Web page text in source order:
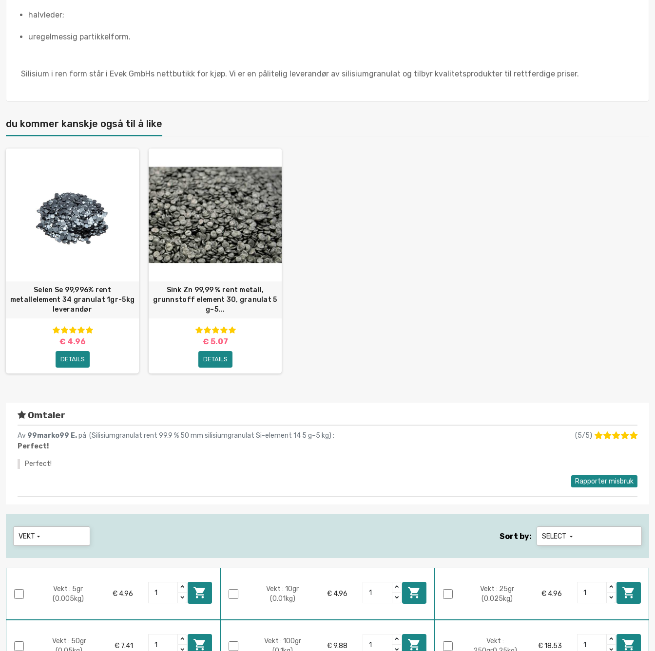
halvleder;
uregelmessig partikkelform.
Silisium i ren form står i Evek GmbHs nettbutikk for kjøp. Vi er en pålitelig leverandør av silisiumgranulat og tilbyr kvalitetsprodukter til rettferdige priser.
du kommer kanskje også til å like
Selen Se 99,996% rent
metallelement 34 granulat 1gr-5kg
leverandør
€ 4.96
DETAILS
Sink Zn 99,99 % rent metall,
grunnstoff element 30, granulat 5
g–5...
€ 5.07
DETAILS
Omtaler
Av 99marko99 E.på (Silisiumgranulat rent 99,9 % 50 mm silisiumgranulat Si-element 14 5 g–5 kg) : (5/5)
Perfect!
Perfect!
Rapporter misbruk
VEKT  Sort by: SELECT 
Vekt : 5gr
(0.005kg)
€ 4.96 
Vekt : 10gr
(0.01kg)
€ 4.96 
Vekt : 25gr
(0.025kg)
€ 4.96 
Vekt : 50gr
€ 7.41 
Vekt : 100gr
€ 9.88 
Vekt :
€ 18.53 